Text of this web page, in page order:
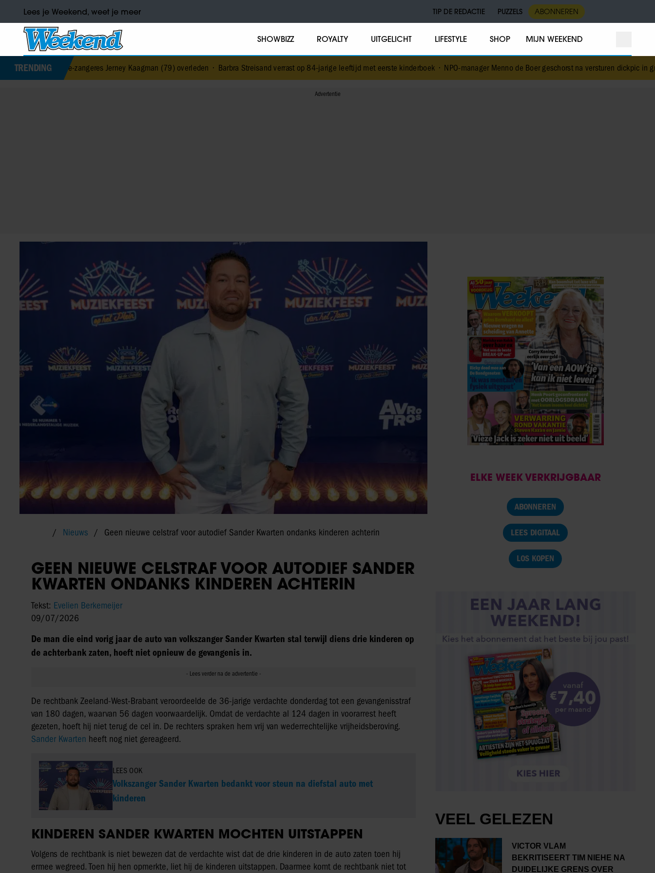
Lees je Weekend, weet je meer TIP DE REDACTIE PUZZELS ABONNEREN
SHOWBIZZ ROYALTY UITGELICHT LIFESTYLE SHOP MIJN WEEKEND
TRENDING
zangeres Jerney Kaagman (79) overleden•Barbra Streisand verrast op 84-jarige leeftijd met eerste kinderboek•NPO-manager Menno de Boer geschorst na versturen dickpic in groepsapp met
Nieuws Geen nieuwe celstraf voor autodief Sander Kwarten ondanks kinderen achterin
GEEN NIEUWE CELSTRAF VOOR AUTODIEF SANDER
KWARTEN ONDANKS KINDEREN ACHTERIN
Tekst: Evelien Berkemeijer
09/07/2026
De man die eind vorig jaar de auto van volkszanger Sander Kwarten stal terwijl diens drie kinderen op
de achterbank zaten, hoeft niet opnieuw de gevangenis in.
De rechtbank Zeeland-West-Brabant veroordeelde de 36-jarige verdachte donderdag tot een gevangenisstraf
van 180 dagen, waarvan 56 dagen voorwaardelijk. Omdat de verdachte al 124 dagen in voorarrest heeft
gezeten, hoeft hij niet terug de cel in. De rechters spraken hem vrij van wederrechtelijke vrijheidsberoving.
Sander Kwarten heeft nog niet gereageerd.
LEES OOK
Volkszanger Sander Kwarten bedankt voor steun na diefstal auto met
kinderen
KINDEREN SANDER KWARTEN MOCHTEN UITSTAPPEN
Volgens de rechtbank is niet bewezen dat de verdachte wist dat de drie kinderen in de auto zaten toen hij
ermee wegreed. Toen hij hen opmerkte, liet hij de kinderen uitstappen. Daarmee komt de rechtbank niet tot
ELKE WEEK VERKRIJGBAAR
ABONNEREN
LEES DIGITAAL
LOS KOPEN